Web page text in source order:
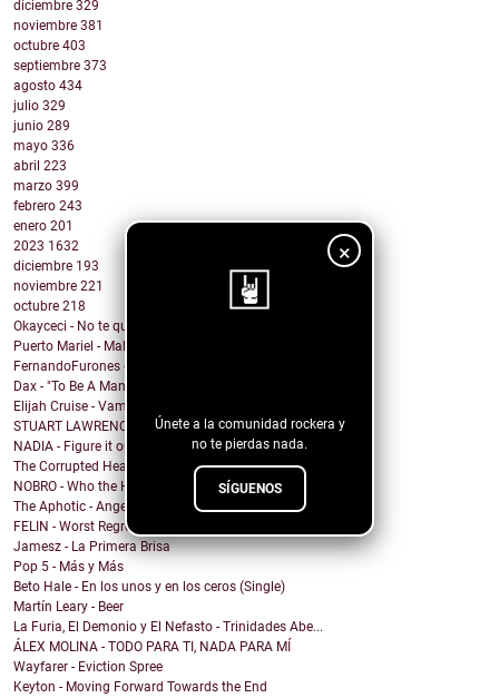
×
Únete a la comunidad rockera y
no te pierdas nada.
SÍGUENOS
diciembre 329
noviembre 381
octubre 403
septiembre 373
agosto 434
julio 329
junio 289
mayo 336
abril 223
marzo 399
febrero 243
enero 201
2023 1632
diciembre 193
noviembre 221
octubre 218
Okayceci - No te quiero
Puerto Mariel - Maldito Antro
FernandoFurones - Me Vuelvo Salvaje
Dax - "To Be A Man" Ft. Darius Rucker
Elijah Cruise - Vampire U
STUART LAWRENCE - ONE
NADIA - Figure it out
The Corrupted Hearts - We Dug a Ditch & Laid Down
NOBRO - Who the Hell Am I?
The Aphotic - Angel
FELIN - Worst Regret
Jamesz - La Primera Brisa
Pop 5 - Más y Más
Beto Hale - En los unos y en los ceros (Single)
Martín Leary - Beer
La Furia, El Demonio y El Nefasto - Trinidades Abe...
ÁLEX MOLINA - TODO PARA TI, NADA PARA MÍ
Wayfarer - Eviction Spree
Keyton - Moving Forward Towards the End